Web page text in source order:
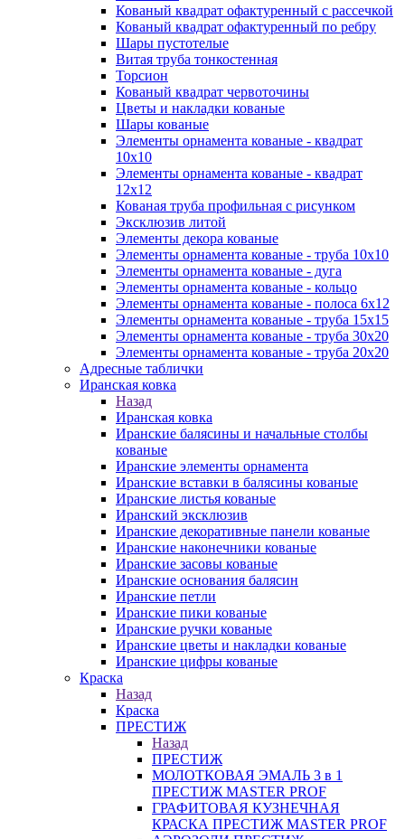
Кованый квадрат офактуренный с рассечкой
Кованый квадрат офактуренный по ребру
Шары пустотелые
Витая труба тонкостенная
Торсион
Кованый квадрат червоточины
Цветы и накладки кованые
Шары кованые
Элементы орнамента кованые - квадрат
10х10
Элементы орнамента кованые - квадрат
12х12
Кованая труба профильная с рисунком
Эксклюзив литой
Элементы декора кованые
Элементы орнамента кованые - труба 10х10
Элементы орнамента кованые - дуга
Элементы орнамента кованые - кольцо
Элементы орнамента кованые - полоса 6х12
Элементы орнамента кованые - труба 15х15
Элементы орнамента кованые - труба 30х20
Элементы орнамента кованые - труба 20х20
Адресные таблички
Иранская ковка
Назад
Иранская ковка
Иранские балясины и начальные столбы
кованые
Иранские элементы орнамента
Иранские вставки в балясины кованые
Иранские листья кованые
Иранский эксклюзив
Иранские декоративные панели кованые
Иранские наконечники кованые
Иранские засовы кованые
Иранские основания балясин
Иранские петли
Иранские пики кованые
Иранские ручки кованые
Иранские цветы и накладки кованые
Иранские цифры кованые
Краска
Назад
Краска
ПРЕСТИЖ
Назад
ПРЕСТИЖ
МОЛОТКОВАЯ ЭМАЛЬ 3 в 1
ПРЕСТИЖ MASTER PROF
ГРАФИТОВАЯ КУЗНЕЧНАЯ
КРАСКА ПРЕСТИЖ MASTER PROF